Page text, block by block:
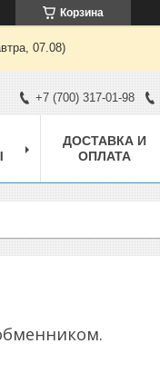
Корзина
07.08)
+7 (700) 317-01-98
ДОСТАВКА И
ОПЛАТА